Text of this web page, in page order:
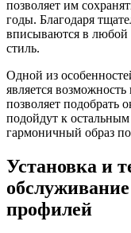
позволяет им
годы. Благодаря
вписываются в любой
стиль.
Одной из
является
позволяет подобрать
подойдут к остальным
гармоничный образ
Установка и
профилей